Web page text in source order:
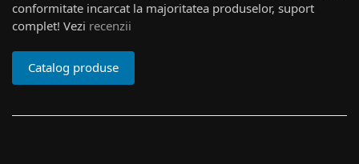
conformitate incarcat la majoritatea produselor, suport
complet! Vezi recenzii
Catalog produse